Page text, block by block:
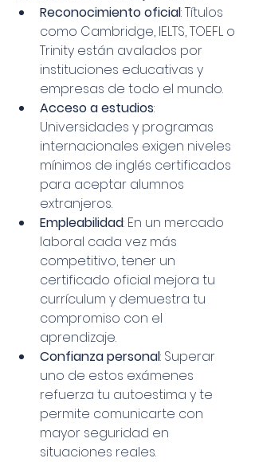
Reconocimiento oficial: Títulos
como Cambridge, IELTS, TOEFL o
Trinity están avalados por
instituciones educativas y
empresas de todo el mundo.
Acceso a estudios:
Universidades y programas
internacionales exigen niveles
mínimos de inglés certificados
para aceptar alumnos
extranjeros.
Empleabilidad: En un mercado
laboral cada vez más
competitivo, tener un
certificado oficial mejora tu
currículum y demuestra tu
compromiso con el
aprendizaje.
Confianza personal: Superar
uno de estos exámenes
refuerza tu autoestima y te
permite comunicarte con
mayor seguridad en
situaciones reales.